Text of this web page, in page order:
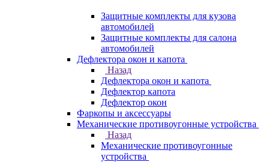
Защитные комплекты для кузова
автомобилей
Защитные комплекты для салона
автомобилей
Дефлектора окон и капота
Назад
Дефлектора окон и капота
Дефлектор капота
Дефлектор окон
Фаркопы и аксессуары
Механические противоугонные устройства
Назад
Механические противоугонные
устройства